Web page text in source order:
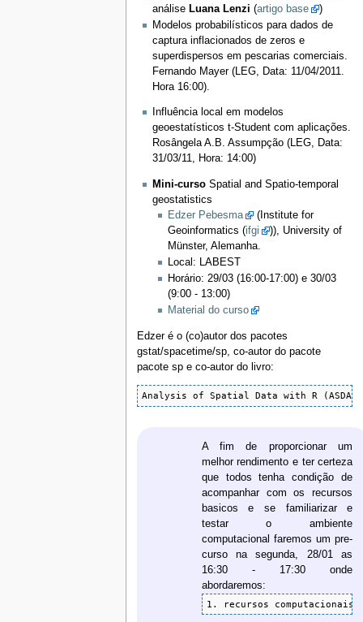
análise Luana Lenzi (artigo base
)
Modelos probabilísticos para dados de
captura inflacionados de zeros e
superdispersos em pescarias comerciais.
Fernando Mayer (LEG, Data: 11/04/2011.
Hora 16:00).
Influência local em modelos
geoestatísticos t-Student com aplicações.
Rosângela A.B. Assumpção (LEG, Data:
31/03/11, Hora: 14:00)
Mini-cursoSpatial and Spatio-temporal
geostatistics
Edzer Pebesma
(Institute for
Geoinformatics (ifgi
)), University of
Münster, Alemanha.
Local: LABEST
Horário: 29/03 (16:00-17:00) e 30/03
(9:00 - 13:00)
Material do curso
Edzer é o (co)autor dos pacotes
gstat/spacetime/sp, co-autor do pacote
pacote sp e co-autor do livro:
Analysis of Spatial Data with R
A fim de proporcionar um
melhor rendimento e ter certeza
que todos tenha condição de
acompanhar com os recursos
basicos e se familiarizar e
testar o ambiente
computacional faremos um pre-
curso na segunda, 28/01 as
16:30 - 17:30 onde
abordaremos:
1. recursos computacionais